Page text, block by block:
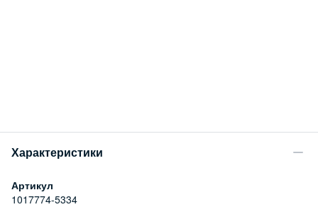
Характеристики
Артикул
1017774-5334